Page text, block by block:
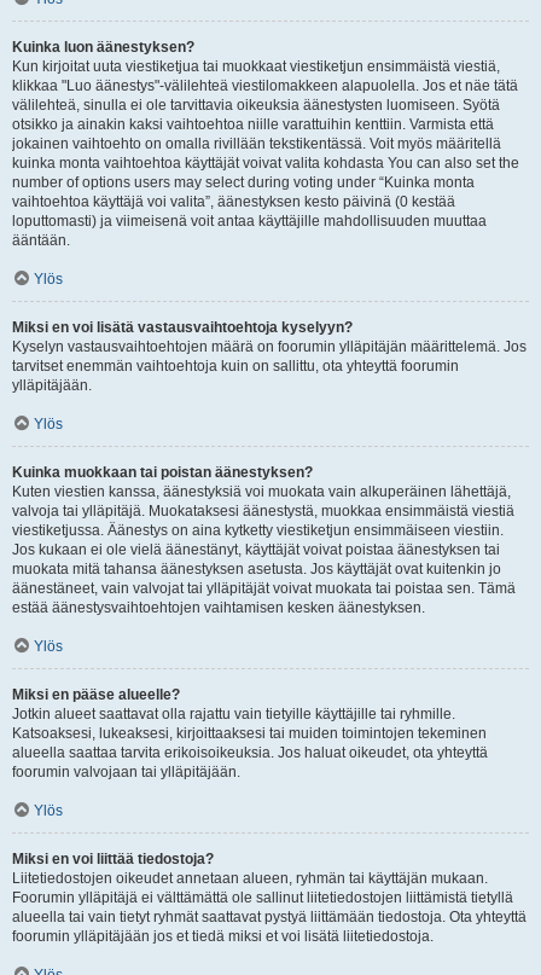
Kuinka luon äänestyksen?
Kun kirjoitat uuta viestiketjua tai muokkaat viestiketjun ensimmäistä viestiä,
klikkaa "Luo äänestys"-välilehteä viestilomakkeen alapuolella. Jos et näe tätä
välilehteä, sinulla ei ole tarvittavia oikeuksia äänestysten luomiseen. Syötä
otsikko ja ainakin kaksi vaihtoehtoa niille varattuihin kenttiin. Varmista että
jokainen vaihtoehto on omalla rivillään tekstikentässä. Voit myös määritellä
kuinka monta vaihtoehtoa käyttäjät voivat valita kohdasta You can also set the
number of options users may select during voting under “Kuinka monta
vaihtoehtoa käyttäjä voi valita”, äänestyksen kesto päivinä (0 kestää
loputtomasti) ja viimeisenä voit antaa käyttäjille mahdollisuuden muuttaa
ääntään.
Ylös
Miksi en voi lisätä vastausvaihtoehtoja kyselyyn?
Kyselyn vastausvaihtoehtojen määrä on foorumin ylläpitäjän määrittelemä. Jos
tarvitset enemmän vaihtoehtoja kuin on sallittu, ota yhteyttä foorumin
ylläpitäjään.
Ylös
Kuinka muokkaan tai poistan äänestyksen?
Kuten viestien kanssa, äänestyksiä voi muokata vain alkuperäinen lähettäjä,
valvoja tai ylläpitäjä. Muokataksesi äänestystä, muokkaa ensimmäistä viestiä
viestiketjussa. Äänestys on aina kytketty viestiketjun ensimmäiseen viestiin.
Jos kukaan ei ole vielä äänestänyt, käyttäjät voivat poistaa äänestyksen tai
muokata mitä tahansa äänestyksen asetusta. Jos käyttäjät ovat kuitenkin jo
äänestäneet, vain valvojat tai ylläpitäjät voivat muokata tai poistaa sen. Tämä
estää äänestysvaihtoehtojen vaihtamisen kesken äänestyksen.
Ylös
Miksi en pääse alueelle?
Jotkin alueet saattavat olla rajattu vain tietyille käyttäjille tai ryhmille.
Katsoaksesi, lukeaksesi, kirjoittaaksesi tai muiden toimintojen tekeminen
alueella saattaa tarvita erikoisoikeuksia. Jos haluat oikeudet, ota yhteyttä
foorumin valvojaan tai ylläpitäjään.
Ylös
Miksi en voi liittää tiedostoja?
Liitetiedostojen oikeudet annetaan alueen, ryhmän tai käyttäjän mukaan.
Foorumin ylläpitäjä ei välttämättä ole sallinut liitetiedostojen liittämistä tietyllä
alueella tai vain tietyt ryhmät saattavat pystyä liittämään tiedostoja. Ota yhteyttä
foorumin ylläpitäjään jos et tiedä miksi et voi lisätä liitetiedostoja.